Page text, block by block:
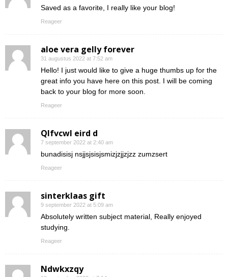
Saved as a favorite, I really like your blog!
Reageer
aloe vera gelly forever
31 augustus 2022 at 7:52 am
Hello! I just would like to give a huge thumbs up for the
great info you have here on this post. I will be coming
back to your blog for more soon.
Reageer
Qlfvcwl eird d
7 september 2022 at 2:40 am
bunadisisj nsjjsjsisjsmizjzjjzjzz zumzsert
Reageer
sinterklaas gift
9 september 2022 at 5:09 am
Absolutely written subject material, Really enjoyed
studying.
Reageer
Ndwkxzqy